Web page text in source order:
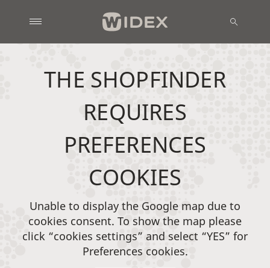
THE SHOPFINDER
REQUIRES
PREFERENCES
COOKIES
Unable to display the Google map due to
cookies consent. To show the map please
click “cookies settings” and select “YES” for
Preferences cookies.